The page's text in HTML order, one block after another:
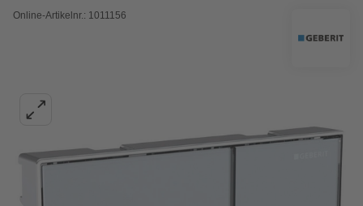
Online-Artikelnr.: 1011156